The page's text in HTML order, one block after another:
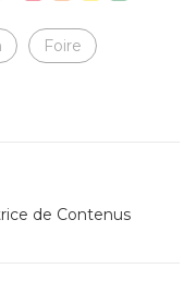
Foire
de Contenus